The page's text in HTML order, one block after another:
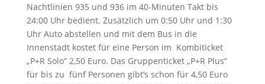
Nachtlinien 935 und 936 im 40-Minuten Takt bis
24:00 Uhr bedient. Zusätzlich um 0:50 Uhr und 1:30
Uhr Auto abstellen und mit dem Bus in die
Innenstadt kostet für eine Person im Kombiticket
„P+R Solo“ 2,50 Euro. Das Gruppenticket „P+R Plus“
für bis zu fünf Personen gibt‘s schon für 4,50 Euro